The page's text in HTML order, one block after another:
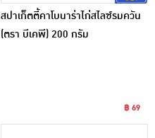
สปาเก็ตตี้คาโบนาร่าไก่สไลซ์รมควัน
(ตรา บีเคพี) 200 กรัม
฿ 69